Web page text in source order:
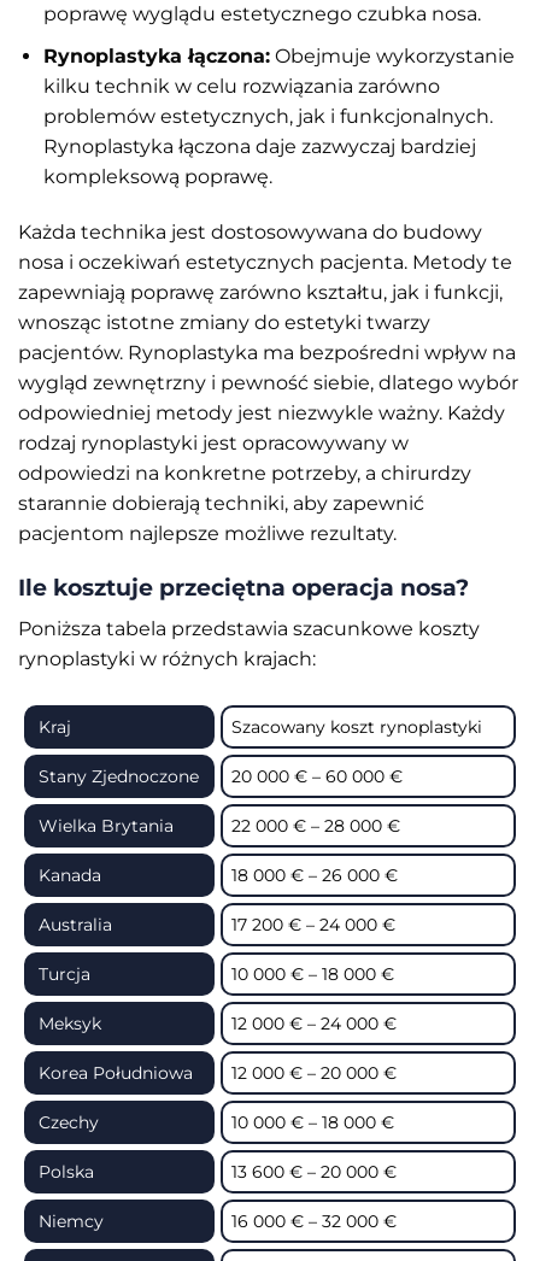
poprawę wyglądu estetycznego czubka nosa.
Rynoplastyka łączona:Obejmuje wykorzystanie
kilku technik w celu rozwiązania zarówno
problemów estetycznych, jak i funkcjonalnych.
Rynoplastyka łączona daje zazwyczaj bardziej
kompleksową poprawę.
Każda technika jest dostosowywana do budowy
nosa i oczekiwań estetycznych pacjenta. Metody te
zapewniają poprawę zarówno kształtu, jak i funkcji,
wnosząc istotne zmiany do estetyki twarzy
pacjentów. Rynoplastyka ma bezpośredni wpływ na
wygląd zewnętrzny i pewność siebie, dlatego wybór
odpowiedniej metody jest niezwykle ważny. Każdy
rodzaj rynoplastyki jest opracowywany w
odpowiedzi na konkretne potrzeby, a chirurdzy
starannie dobierają techniki, aby zapewnić
pacjentom najlepsze możliwe rezultaty.
Ile kosztuje przeciętna operacja nosa?
Poniższa tabela przedstawia szacunkowe koszty
rynoplastyki w różnych krajach:
Kraj Szacowany koszt rynoplastyki
Stany Zjednoczone 20 000 € – 60 000 €
Wielka Brytania 22 000 € – 28 000 €
Kanada 18 000 € – 26 000 €
Australia 17 200 € – 24 000 €
Turcja 10 000 € – 18 000 €
Meksyk 12 000 € – 24 000 €
Korea Południowa 12 000 € – 20 000 €
Czechy 10 000 € – 18 000 €
Polska 13 600 € – 20 000 €
Niemcy 16 000 € – 32 000 €